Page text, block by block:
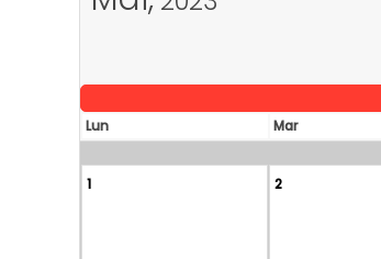
Lun Mar
1 2